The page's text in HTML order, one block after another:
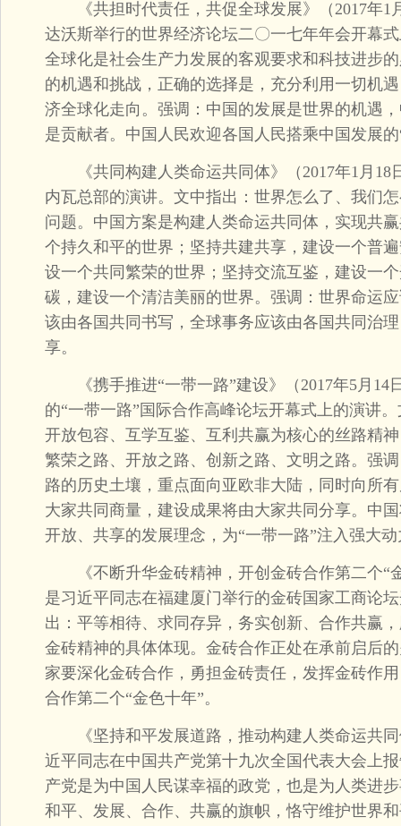
《共担时代责任，共促全球发展》（2017年1
达沃斯举行的世界经济论坛二〇一七年年会开幕
全球化是社会生产力发展的客观要求和科技进步
的机遇和挑战，正确的选择是，充分利用一切机
济全球化走向。强调：中国的发展是世界的机遇
是贡献者。中国人民欢迎各国人民搭乘中国发展的
《共同构建人类命运共同体》（2017年1月18
内瓦总部的演讲。文中指出：世界怎么了、我们
问题。中国方案是构建人类命运共同体，实现共
个持久和平的世界；坚持共建共享，建设一个普
设一个共同繁荣的世界；坚持交流互鉴，建设一
碳，建设一个清洁美丽的世界。强调：世界命运
该由各国共同书写，全球事务应该由各国共同治
享。
《携手推进“一带一路”建设》（2017年5月14
的“一带一路”国际合作高峰论坛开幕式上的演讲
开放包容、互学互鉴、互利共赢为核心的丝路精
繁荣之路、开放之路、创新之路、文明之路。强
路的历史土壤，重点面向亚欧非大陆，同时向所
大家共同商量，建设成果将由大家共同分享。中
开放、共享的发展理念，为“一带一路”注入强大
《不断升华金砖精神，开创金砖合作第二个“
是习近平同志在福建厦门举行的金砖国家工商论
出：平等相待、求同存异，务实创新、合作共赢
金砖精神的具体体现。金砖合作正处在承前启后
家要深化金砖合作，勇担金砖责任，发挥金砖作
合作第二个“金色十年”。
《坚持和平发展道路，推动构建人类命运共同
近平同志在中国共产党第十九次全国代表大会上
产党是为中国人民谋幸福的政党，也是为人类进
和平、发展、合作、共赢的旗帜，恪守维护世界